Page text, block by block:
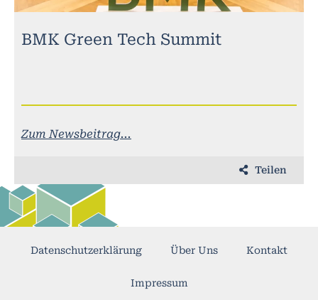
BMK Green Tech Summit
Zum Newsbeitrag...
Teilen
Datenschutzerklärung Über Uns Kontakt
Impressum